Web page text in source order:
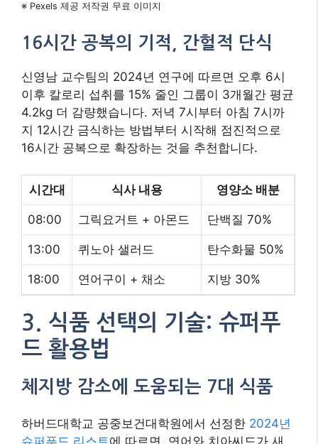
※ Pexels 제공 저작권 무료 이미지
16시간 공복의 기적, 간헐적 단식
신영남 교수팀의 2024년 연구에 따르면 오후 6시
이후 칼로리 섭취를 15% 줄인 그룹이 3개월간 평균
4.2kg 더 감량했습니다. 저녁 7시부터 아침 7시까
지 12시간 금식하는 방법부터 시작해 점진적으로
16시간 공복으로 확장하는 것을 추천합니다.
시간대 식사 내용 영양소 배분
08:00 그릭요거트 + 아몬드 단백질 70%
13:00 퀴노아 샐러드 탄수화물 50%
18:00 연어구이 + 채소 지방 30%
3. 식품 선택의 기술: 슈퍼푸
드 활용법
체지방 감소에 도움되는 7대 식품
하버드대학교 공중보건대학원에서 선정한 2024년